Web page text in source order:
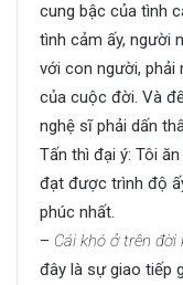
cung bậc của tình
tình cảm ấy, người
với con người, phải
của cuộc đời. Và
nghệ sĩ phải dấn
Tấn thì đại ý: Tôi
đạt được trình độ
phúc nhất.
– Cái khó ở trên
đây là sự giao tiếp